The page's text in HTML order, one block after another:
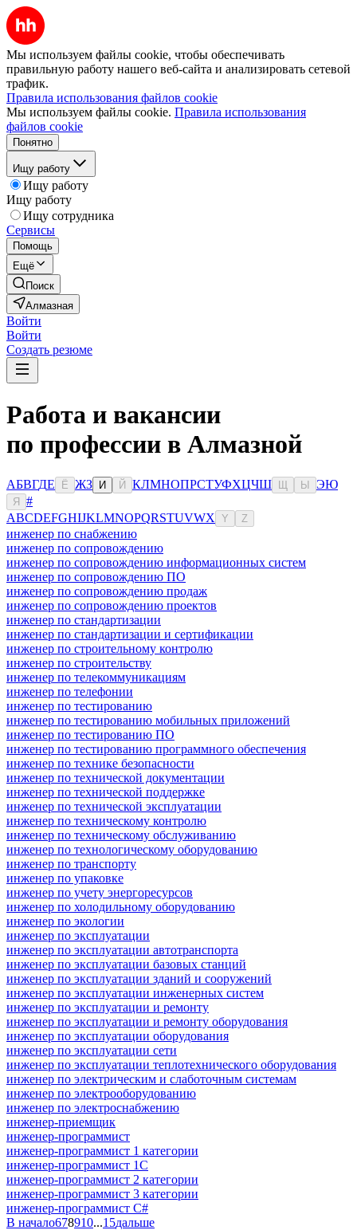
Мы используем файлы cookie, чтобы обеспечивать
правильную работу нашего веб-сайта и анализировать сетевой
трафик.
Правила использования файлов cookie
Мы используем файлы cookie. Правила использования
файлов cookie
Понятно
Ищу работу
Ищу работу
Ищу работу
Ищу сотрудника
Сервисы
Помощь
Ещё
Поиск
Алмазная
Войти
Войти
Создать резюме
Работа и вакансии
по профессии в Алмазной
АБВГДЕ Ё ЖЗ И Й КЛМНОПРСТУФХЦЧШ Ы ЭЮ
Я
#
ABCDEFGHIJKLMNOPQRSTUVWX Y Z
инженер по снабжению
инженер по сопровождению
инженер по сопровождению информационных систем
инженер по сопровождению ПО
инженер по сопровождению продаж
инженер по сопровождению проектов
инженер по стандартизации
инженер по стандартизации и сертификации
инженер по строительному контролю
инженер по строительству
инженер по телекоммуникациям
инженер по телефонии
инженер по тестированию
инженер по тестированию мобильных приложений
инженер по тестированию ПО
инженер по тестированию программного обеспечения
инженер по технике безопасности
инженер по технической документации
инженер по технической поддержке
инженер по технической эксплуатации
инженер по техническому контролю
инженер по техническому обслуживанию
инженер по технологическому оборудованию
инженер по транспорту
инженер по упаковке
инженер по учету энергоресурсов
инженер по холодильному оборудованию
инженер по экологии
инженер по эксплуатации
инженер по эксплуатации автотранспорта
инженер по эксплуатации базовых станций
инженер по эксплуатации зданий и сооружений
инженер по эксплуатации инженерных систем
инженер по эксплуатации и ремонту
инженер по эксплуатации и ремонту оборудования
инженер по эксплуатации оборудования
инженер по эксплуатации сети
инженер по эксплуатации теплотехнического оборудования
инженер по электрическим и слаботочным системам
инженер по электрооборудованию
инженер по электроснабжению
инженер-приемщик
инженер-программист
инженер-программист 1 категории
инженер-программист 1С
инженер-программист 2 категории
инженер-программист 3 категории
инженер-программист C#
В начало678910...15дальше